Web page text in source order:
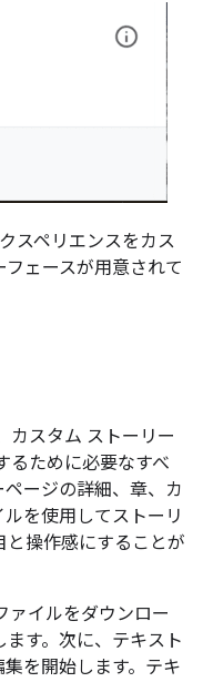
スペリエンスをカス
ェースが用意されて
カスタム ストーリー
るために必要なすべ
ージの詳細、章、カ
を使用してストーリ
操作感にすることが
ァイルをダウンロー
す。次に、テキスト
を開始します。テキ